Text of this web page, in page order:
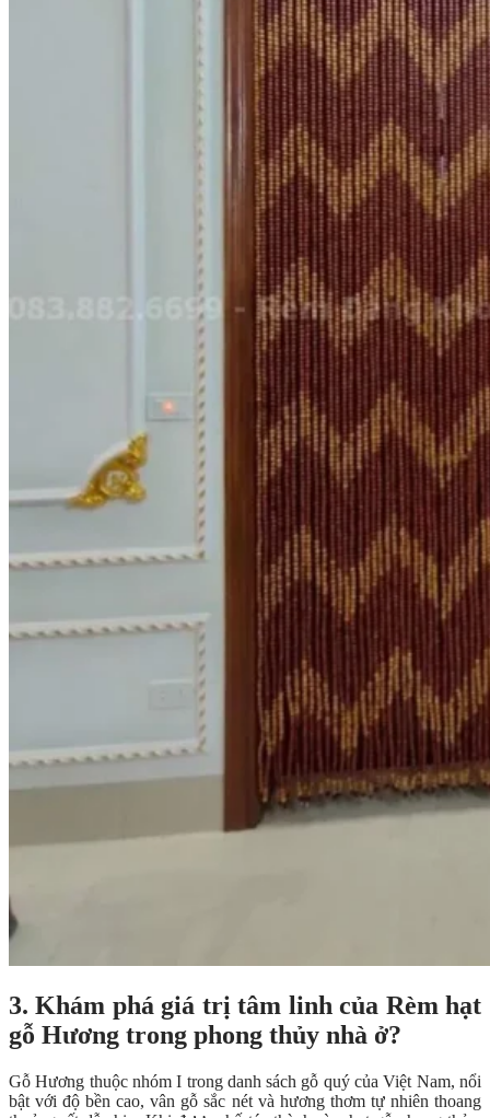
3.Khám phá giá trị tâm linh của Rèm hạt
gỗ Hương trong phong thủy nhà ở?
Gỗ Hương thuộc nhóm I trong danh sách gỗ quý của Việt Nam, nổi
bật với độ bền cao, vân gỗ sắc nét và hương thơm tự nhiên thoang